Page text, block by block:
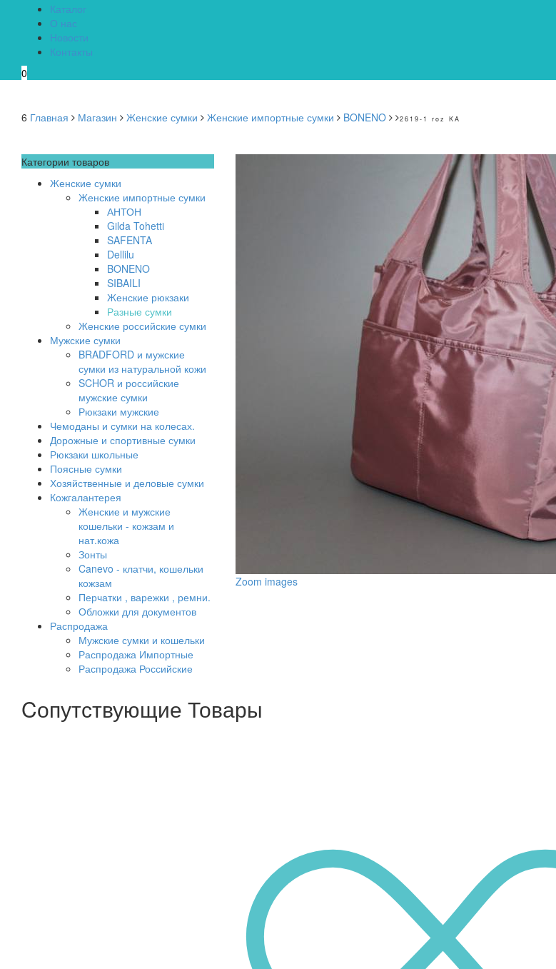
Каталог
О нас
Новости
Контакты
0
6 Главная Магазин Женские сумки Женские импортные сумки BONENO 2619-1 roz KA
Zoom images
Категории товаров
Женские сумки
Женские импортные сумки
АНТОН
Gilda Tohetti
SAFENTA
Dellilu
BONENO
SIBAILI
Женские рюкзаки
Разные сумки
Женские российские сумки
Мужские сумки
BRADFORD и мужские
сумки из натуральной кожи
SCHOR и российские
мужские сумки
Рюкзаки мужские
Чемоданы и сумки на колесах.
Дорожные и спортивные сумки
Рюкзаки школьные
Поясные сумки
Хозяйственные и деловые сумки
Кожгалантерея
Женские и мужские
кошельки - кожзам и
нат.кожа
Зонты
Canevo - клатчи, кошельки
кожзам
Перчатки , варежки , ремни.
Обложки для документов
Распродажа
Мужские сумки и кошельки
Распродажа Импортные
Распродажа Российские
Cопутствующие Товары